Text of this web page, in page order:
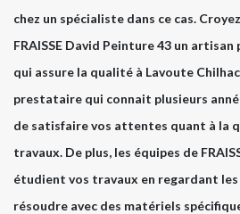
chez un spécialiste dans ce cas.
FRAISSE David Peinture 43 un
qui assure la qualité à Lavoute Chilhac
prestataire qui connait plusieurs
de satisfaire vos attentes quant à la
travaux. De plus, les équipes de
étudient vos travaux en regardant
résoudre avec des matériels